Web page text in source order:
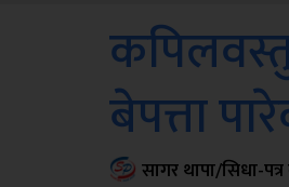
बेपत्ता
सागर थापा/सिधा-